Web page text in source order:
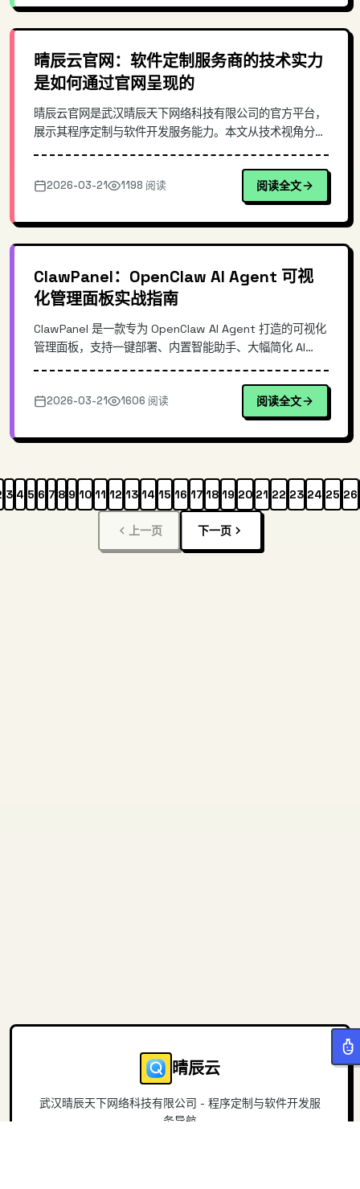
晴辰云官网：软件定制服务商的技术实力
是如何通过官网呈现的
晴辰云官网是武汉晴辰天下网络科技有限公司的官方平台，
展示其程序定制与软件开发服务能力。本文从技术视角分析
体现技术积累，包括前端技术选型、用户体验设计、服务能
力可视化等方面，为企业官网建设提供参考。
2026-03-21 1198 阅读 阅读全文
ClawPanel：OpenClaw AI Agent 可视
化管理面板实战指南
ClawPanel 是一款专为 OpenClaw AI Agent 打造的可视化
管理面板，支持一键部署、内置智能助手、大幅简化 AI
能与实操流程，帮助开发者快速上手高效的 AI Agent 管理
体验。
2026-03-21 1606 阅读 阅读全文
上一页
3 4 5 6 7 8 9 10 11 12 13 14 15 16 17 18 19 20 21 22 23 24 25 26
下一页
晴辰云
武汉晴辰天下网络科技有限公司 - 程序定制与软件开发服
务导航